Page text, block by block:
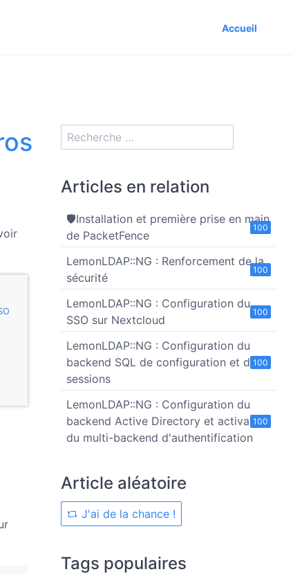
Accueil
Articles en relation
100
🛡️Installation et première prise en main
de PacketFence
100
LemonLDAP::NG : Renforcement de la
sécurité
100
LemonLDAP::NG : Configuration du
SSO sur Nextcloud
100
LemonLDAP::NG : Configuration du
backend SQL de configuration et des
sessions
100
LemonLDAP::NG : Configuration du
backend Active Directory et activation
du multi-backend d'authentification
Article aléatoire
J'ai de la chance !
Tags populaires